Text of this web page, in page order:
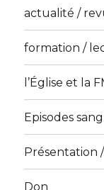
actualité /
formation /
l’Église et la
Episodes
Présentation
Don